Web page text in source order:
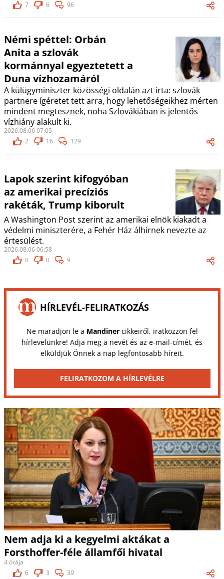
7
6 96
Némi spéttel: Orbán
Anita a szlovák
kormánnyal egyeztetett a
Duna vízhozamáról
A külügyminiszter közösségi oldalán azt írta: szlovák
partnere ígéretet tett arra, hogy lehetőségeikhez mérten
mindent megtesznek, noha Szlovákiában is jelentős
vízhiány alakult ki.
2026.08.06 07:05
2
16 129
Lapok szerint kifogyóban
az amerikai precíziós
rakéták, Trump kiborult
A Washington Post szerint az amerikai elnök kiakadt a
védelmi miniszterére, a Fehér Ház álhírnek nevezte az
értesülést.
2026.08.06 06:58
0
0 9
HÍRLEVÉL-FELIRATKOZÁS
Ne maradjon le a Mandinercikkeiről, iratkozzon fel
hírlevelünkre! Adja meg a nevét és az e-mail-címét, és
elküldjük Önnek a nap legfontosabb híreit.
FELIRATKOZOM A HÍRLEVÉLRE
Nem adja ki a kegyelmi aktákat a
Forsthoffer-féle államfői hivatal
4 órája
6
3 39